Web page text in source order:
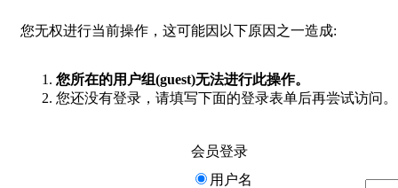
您无权进行当前操作，这可能因以下原因之一造成:
您所在的用户组(guest)无法进行此操作。
您还没有登录，请填写下面的登录表单后再尝试访问。
会员登录
用户名